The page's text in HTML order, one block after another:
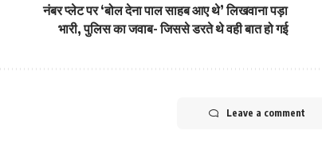
नंबर प्लेट पर ‘बोल देना पाल साहब आए थे’ लिखवाना पड़ा
भारी, पुलिस का जवाब- जिससे डरते थे वही बात हो गई
Leave a comment